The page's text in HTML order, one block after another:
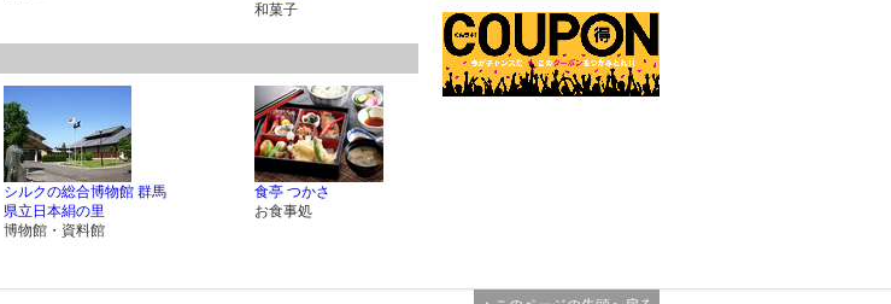
和菓子
シルクの総合博物館 群馬
県立日本絹の里
博物館・資料館
食亭 つかさ
お食事処